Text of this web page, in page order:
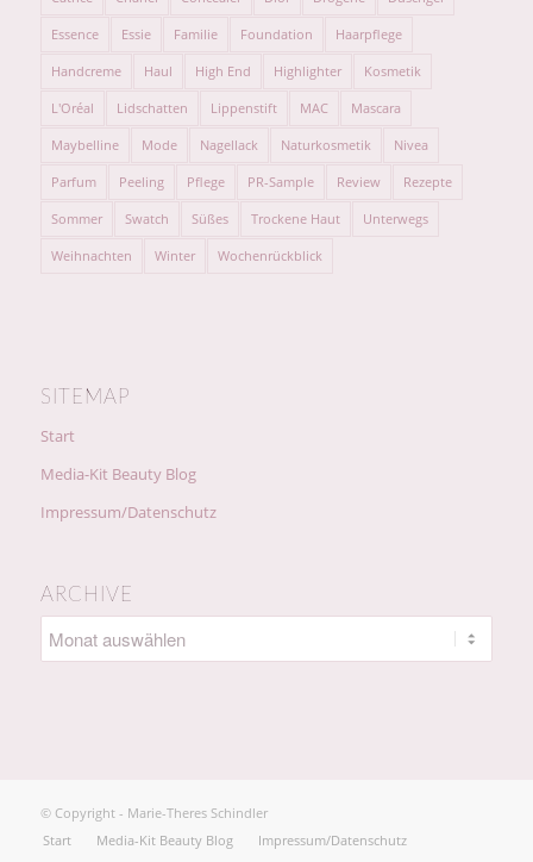
Essence Essie Familie Foundation Haarpflege
Handcreme Haul High End Highlighter Kosmetik
L'Oréal Lidschatten Lippenstift MAC Mascara
Maybelline Mode Nagellack Naturkosmetik Nivea
Parfum Peeling Pflege PR-Sample Review Rezepte
Sommer Swatch Süßes Trockene Haut Unterwegs
Weihnachten Winter Wochenrückblick
SITEMAP
Start
Media-Kit Beauty Blog
Impressum/Datenschutz
ARCHIVE
© Copyright - Marie-Theres Schindler
Start
Media-Kit Beauty Blog Impressum/Datenschutz